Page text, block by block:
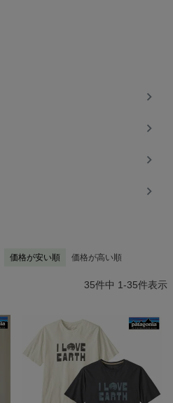
域を守り、急速に悪化している地
な農薬が使用されていることや深
コットン製品をオーガニックコット
な栽培法のコットンには決してもど
価格が安い順 価格が高い順
35件中 1-35件表示